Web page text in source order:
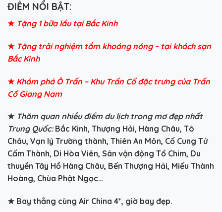
ĐIỂM NỔI BẬT:
★ Tặng 1 bữa lẩu tại Bắc Kinh
★ Tặng trải nghiệm tắm khoáng nóng – tại khách sạn
Bắc Kinh
★ Khám phá Ô Trấn – Khu Trấn Cổ đặc trưng của Trấn
Cổ Giang Nam
★ Thăm quan nhiều điểm du lịch trong mơ đẹp nhất
Trung Quốc: Bắc Kinh, Thượng Hải, Hàng Châu, Tô
Châu, Vạn lý Trường thành, Thiên An Môn, Cố Cung Tử
Cấm Thành, Di Hòa Viên, Sân vận động Tổ Chim, Du
thuyền Tây Hồ Hàng Châu, Bến Thượng Hải, Miếu Thành
Hoàng, Chùa Phật Ngọc…
★Bay thẳng cùng Air China 4*, giờ bay đẹp.